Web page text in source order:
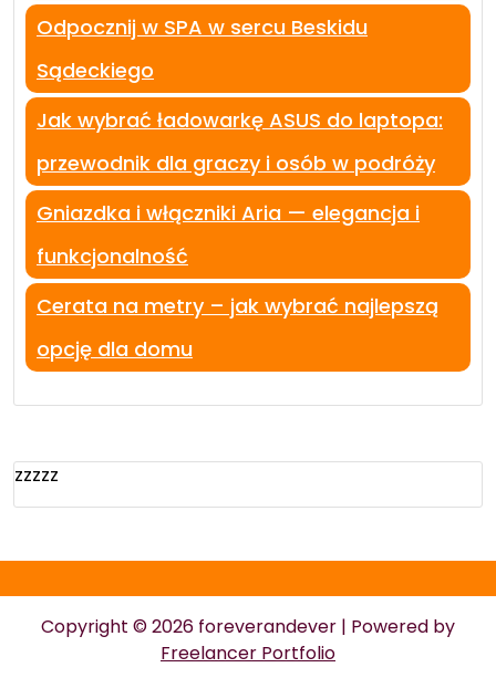
Odpocznij w SPA w sercu Beskidu
Sądeckiego
Jak wybrać ładowarkę ASUS do laptopa:
przewodnik dla graczy i osób w podróży
Gniazdka i włączniki Aria — elegancja i
funkcjonalność
Cerata na metry – jak wybrać najlepszą
opcję dla domu
zzzzz
Copyright © 2026 foreverandever | Powered by
Freelancer Portfolio